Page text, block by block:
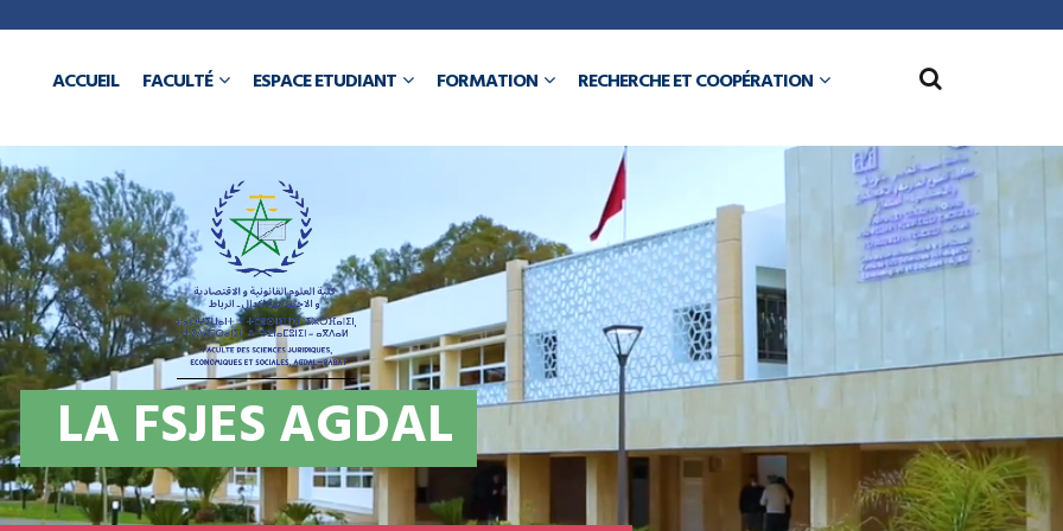
ACCUEIL FACULTÉ ESPACE ETUDIANT FORMATION RECHERCHE ET COOPÉRATION
LA FSJESAGDAL